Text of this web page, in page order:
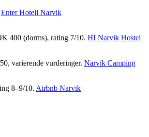
Enter Hotell Narvik
400 (dorms), rating 7/10. HI Narvik Hostel
varierende vurderinger. Narvik Camping
8–9/10. Airbnb Narvik